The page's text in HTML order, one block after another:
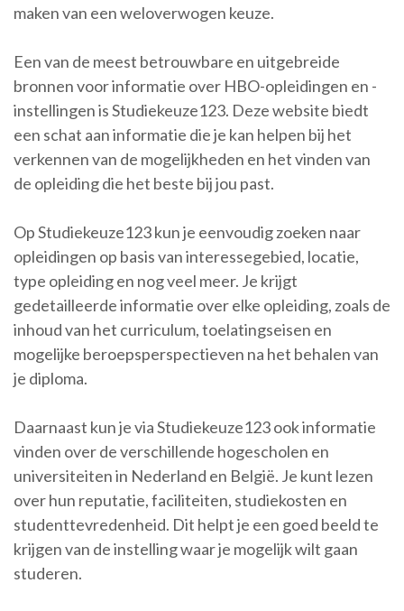
maken van een weloverwogen keuze.
Een van de meest betrouwbare en uitgebreide
bronnen voor informatie over HBO-opleidingen en -
instellingen is Studiekeuze123. Deze website biedt
een schat aan informatie die je kan helpen bij het
verkennen van de mogelijkheden en het vinden van
de opleiding die het beste bij jou past.
Op Studiekeuze123 kun je eenvoudig zoeken naar
opleidingen op basis van interessegebied, locatie,
type opleiding en nog veel meer. Je krijgt
gedetailleerde informatie over elke opleiding, zoals de
inhoud van het curriculum, toelatingseisen en
mogelijke beroepsperspectieven na het behalen van
je diploma.
Daarnaast kun je via Studiekeuze123 ook informatie
vinden over de verschillende hogescholen en
universiteiten in Nederland en België. Je kunt lezen
over hun reputatie, faciliteiten, studiekosten en
studenttevredenheid. Dit helpt je een goed beeld te
krijgen van de instelling waar je mogelijk wilt gaan
studeren.